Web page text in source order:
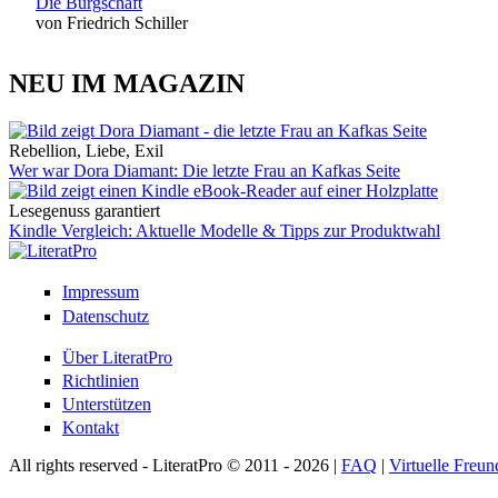
von Friedrich Schiller
NEU IM MAGAZIN
Rebellion, Liebe, Exil
Wer war Dora Diamant: Die letzte Frau an Kafkas Seite
Lesegenuss garantiert
Kindle Vergleich: Aktuelle Modelle & Tipps zur Produktwahl
Impressum
Datenschutz
Über LiteratPro
Richtlinien
Unterstützen
Kontakt
All rights reserved - LiteratPro © 2011 - 2026 | FAQ | Virtuelle